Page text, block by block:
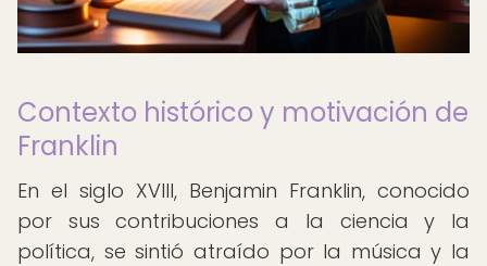
Contexto histórico y motivación de
Franklin
En el siglo XVIII, Benjamin Franklin, conocido
por sus contribuciones a la ciencia y la
política, se sintió atraído por la música y la